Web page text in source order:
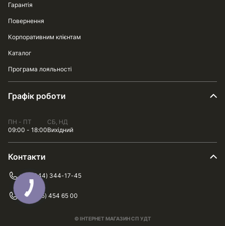
Гарантія
Повернення
Корпоративним клієнтам
Каталог
Програма лояльності
Графік роботи
ПН - ПТ
09:00 - 18:00
СБ, НД
Вихідний
Контакти
+38 (044) 344-17-45
+38 (075) 454 65 00
© ІНТЕРНЕТ МАГАЗИН СП УДТ